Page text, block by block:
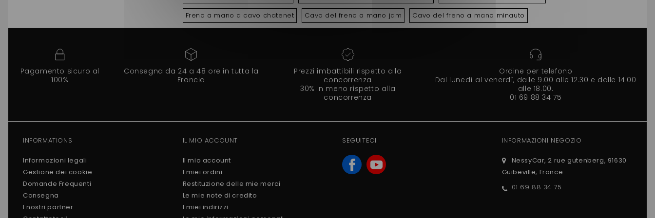
Freno a mano a cavo chatenet Cavo del freno a mano jdm Cavo del freno a mano minauto
Pagamento sicuro al
100%
Consegna da 24 a 48 ore in tutta la
Francia
Prezzi imbattibili rispetto alla
concorrenza
30% in meno rispetto alla
concorrenza
Ordine per telefono
Dal lunedì al venerdì, dalle 9.00 alle 12.30 e dalle 14.00
alle 18.00.
01 69 88 34 75
INFORMATIONS
Informazioni legali
Gestione dei cookie
Domande Frequenti
Consegna
I nostri partner
IL MIO ACCOUNT
Il mio account
I miei ordini
Restituzione delle mie merci
Le mie note di credito
I miei indirizzi
SEGUITECI INFORMAZIONI NEGOZIO
NessyCar, 2 rue gutenberg, 91630
Guibeville, France
01 69 88 34 75